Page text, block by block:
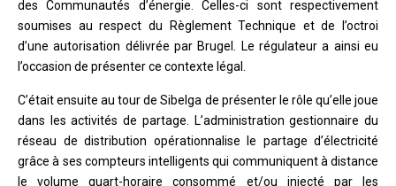
des Communautés d’énergie. Celles-ci sont respectivement
soumises au respect du Règlement Technique et de l’octroi
d’une autorisation délivrée par Brugel. Le régulateur a ainsi eu
l’occasion de présenter ce contexte légal.
C’était ensuite au tour de Sibelga de présenter le rôle qu’elle joue
dans les activités de partage. L’administration gestionnaire du
réseau de distribution opérationnalise le partage d’électricité
grâce à ses compteurs intelligents qui communiquent à distance
le volume quart-horaire consommé et/ou injecté par les